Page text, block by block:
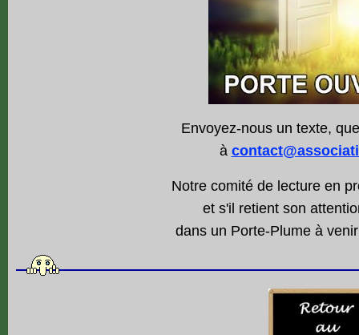
Envoyez-nous un texte,
à
Notre comité de lecture en
et s'il retient son
dans un Porte-Plume à